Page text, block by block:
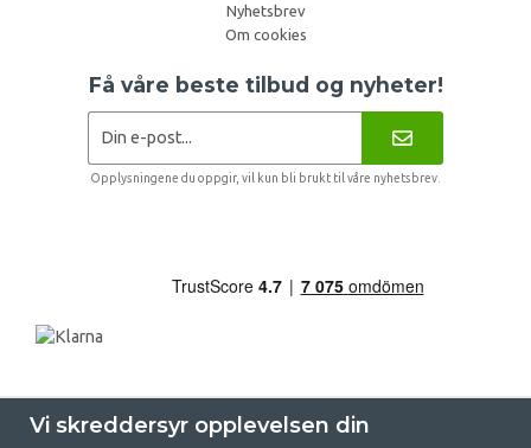
Nyhetsbrev
Om cookies
Få våre beste tilbud og nyheter!
Opplysningene du oppgir, vil kun bli brukt til våre nyhetsbrev.
Vi skreddersyr opplevelsen din